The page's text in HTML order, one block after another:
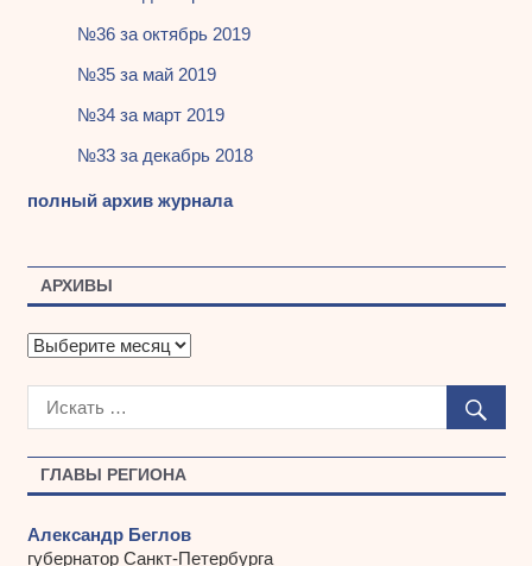
ГЛАВЫ РЕГИОНА
Александр Беглов
губернатор Санкт-Петербурга
№36 за октябрь 2019
№35 за май 2019
№34 за март 2019
№33 за декабрь 2018
полный архив журнала
АРХИВЫ
А
х
ы